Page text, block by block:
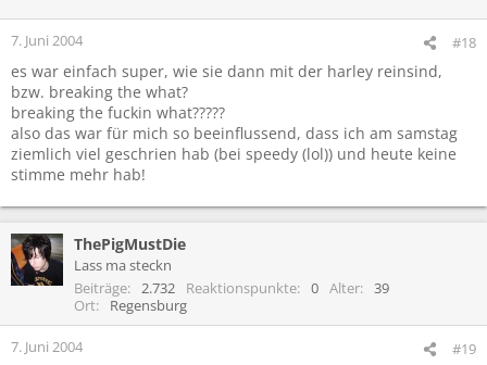
7. Juni 2004 #18
es war einfach super, wie sie dann mit der harley reinsind,
bzw. breaking the what?
breaking the fuckin what?????
also das war für mich so beeinflussend, dass ich am samstag
ziemlich viel geschrien hab (bei speedy (lol)) und heute keine
stimme mehr hab!
ThePigMustDie
Lass ma steckn
Beiträge
2.732 Reaktionspunkte 0 Alter
39
Ort
Regensburg
7. Juni 2004 #19